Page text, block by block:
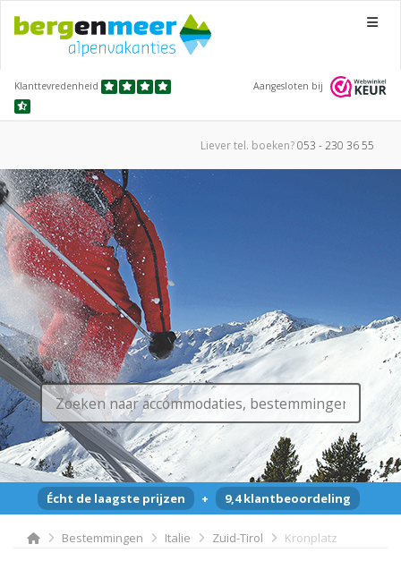
Menu
Klanttevredenheid Aangesloten bij
Liever tel. boeken?053 - 230 36 55
Écht de laagste prijzen + 9,4 klantbeoordeling
Bestemmingen Italie Zuid-Tirol Kronplatz